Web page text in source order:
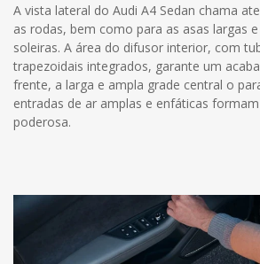
A vista lateral do Audi A4 Sedan chama
as rodas, bem como para as asas largas
soleiras. A área do difusor interior, com
trapezoidais integrados, garante um
frente, a larga e ampla grade central o
entradas de ar amplas e enfáticas
poderosa.